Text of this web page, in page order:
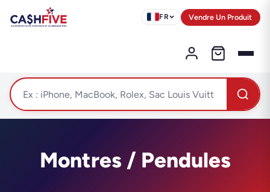
FR Vendre Un Produit
Montres / Pendules